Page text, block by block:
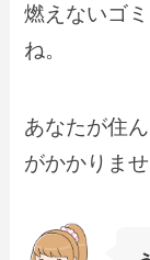
燃えないゴ
ね。
あなたが住
がかかりま